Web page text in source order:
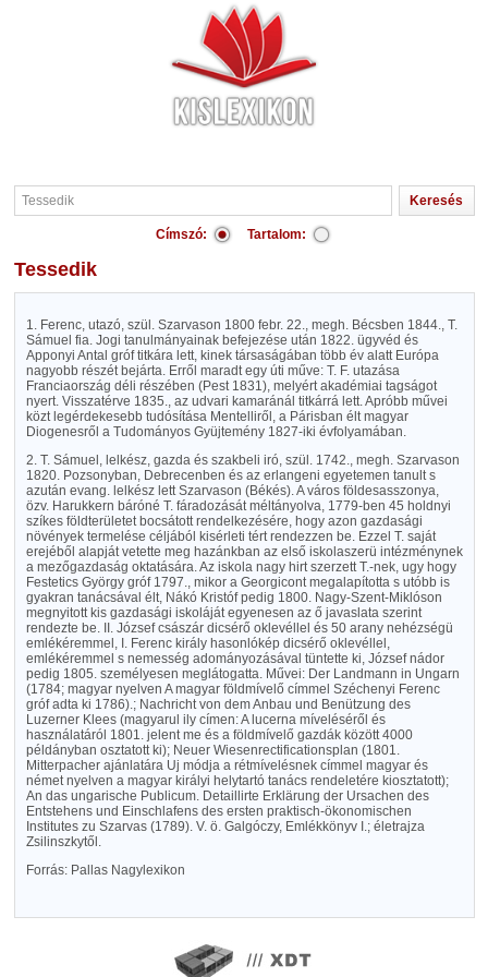
Címszó: Tartalom:
Tessedik
1. Ferenc, utazó, szül. Szarvason 1800 febr. 22., megh. Bécsben 1844., T.
Sámuel fia. Jogi tanulmányainak befejezése után 1822. ügyvéd és
Apponyi Antal gróf titkára lett, kinek társaságában több év alatt Európa
nagyobb részét bejárta. Erről maradt egy úti műve: T. F. utazása
Franciaország déli részében (Pest 1831), melyért akadémiai tagságot
nyert. Visszatérve 1835., az udvari kamaránál titkárrá lett. Apróbb művei
közt legérdekesebb tudósítása Mentelliről, a Párisban élt magyar
Diogenesről a Tudományos Gyüjtemény 1827-iki évfolyamában.
2. T. Sámuel, lelkész, gazda és szakbeli iró, szül. 1742., megh. Szarvason
1820. Pozsonyban, Debrecenben és az erlangeni egyetemen tanult s
azután evang. lelkész lett Szarvason (Békés). A város földesasszonya,
özv. Harukkern báróné T. fáradozását méltányolva, 1779-ben 45 holdnyi
szíkes földterületet bocsátott rendelkezésére, hogy azon gazdasági
növények termelése céljából kisérleti tért rendezzen be. Ezzel T. saját
erejéből alapját vetette meg hazánkban az első iskolaszerü intézménynek
a mezőgazdaság oktatására. Az iskola nagy hirt szerzett T.-nek, ugy hogy
Festetics György gróf 1797., mikor a Georgicont megalapította s utóbb is
gyakran tanácsával élt, Nákó Kristóf pedig 1800. Nagy-Szent-Miklóson
megnyitott kis gazdasági iskoláját egyenesen az ő javaslata szerint
rendezte be. II. József császár dicsérő oklevéllel és 50 arany nehézségü
emlékéremmel, I. Ferenc király hasonlókép dicsérő oklevéllel,
emlékéremmel s nemesség adományozásával tüntette ki, József nádor
pedig 1805. személyesen meglátogatta. Művei: Der Landmann in Ungarn
(1784; magyar nyelven A magyar földmívelő címmel Széchenyi Ferenc
gróf adta ki 1786).; Nachricht von dem Anbau und Benützung des
Luzerner Klees (magyarul ily címen: A lucerna míveléséről és
használatáról 1801. jelent me és a földmívelő gazdák között 4000
példányban osztatott ki); Neuer Wiesenrectificationsplan (1801.
Mitterpacher ajánlatára Uj módja a rétmívelésnek címmel magyar és
német nyelven a magyar királyi helytartó tanács rendeletére kiosztatott);
An das ungarische Publicum. Detaillirte Erklärung der Ursachen des
Entstehens und Einschlafens des ersten praktisch-ökonomischen
Institutes zu Szarvas (1789). V. ö. Galgóczy, Emlékkönyv I.; életrajza
Zsilinszkytől.
Forrás: Pallas Nagylexikon